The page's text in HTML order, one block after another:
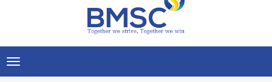
Toggle
navigation